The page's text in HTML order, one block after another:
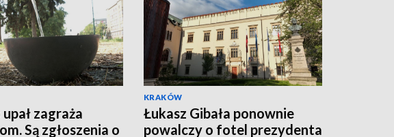
zagraża
Są zgłoszenia o
KRAKÓW
Łukasz Gibała ponownie
powalczy o fotel prezydenta